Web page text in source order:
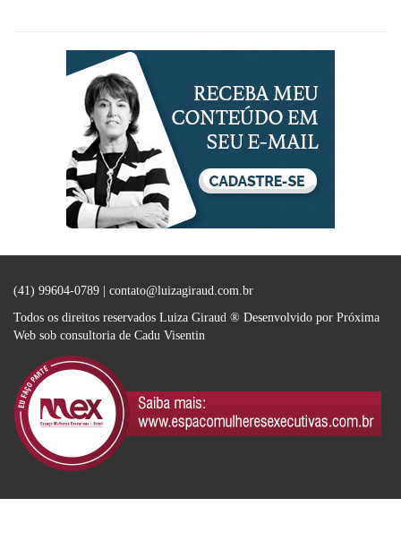
(41) 99604-0789 | contato@luizagiraud.com.br
Todos os direitos reservados Luiza Giraud ® Desenvolvido por Próxima
Web sob consultoria de Cadu Visentin